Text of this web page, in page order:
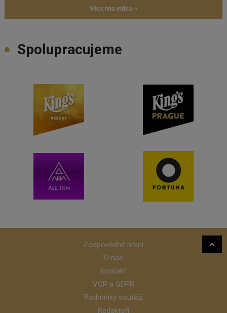
Všechna videa »
Spolupracujeme
Zodpovědné hraní
O nás
Kontakt
VOP a GDPR
Podmínky soutěží
Redaktoři